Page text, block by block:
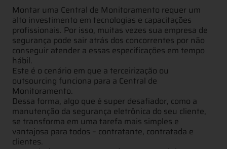
Montar uma Central de Monitoramento requer um
alto investimento em tecnologias e capacitações
profissionais. Por isso, muitas vezes sua empresa de
segurança pode sair atrás dos concorrentes por não
conseguir atender a essas especificações em tempo
hábil.
Este é o cenário em que a terceirização ou
outsourcing funciona para a Central de
Monitoramento.
Dessa forma, algo que é super desafiador, como a
manutenção da segurança eletrônica do seu cliente,
se transforma em uma tarefa mais simples e
vantajosa para todos – contratante, contratada e
clientes.